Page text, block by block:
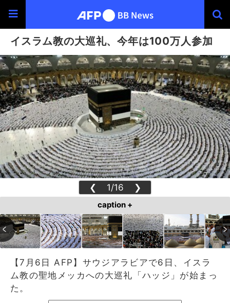
イスラム教の大巡礼、今年は100万人参加
❮ 1/16 ❯
caption +
【7月6日 AFP】サウジアラビアで6日、イスラ
ム教の聖地メッカへの大巡礼「ハッジ」が始まっ
た。